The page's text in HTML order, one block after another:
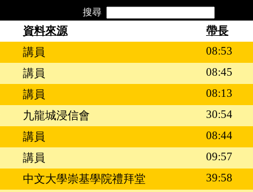
搜尋
資料來源
帶長
講員
08:53
講員
08:45
講員
08:13
九龍城浸信會
30:54
講員
08:44
講員
09:57
中文大學崇基學院禮拜堂
39:58